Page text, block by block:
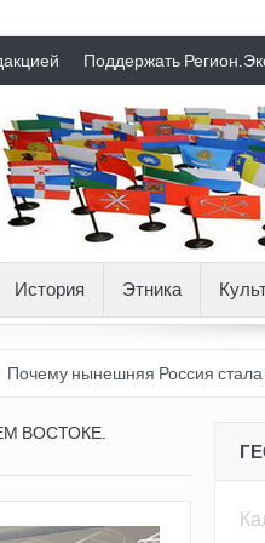
Поддержать
История Этника
Россия стала хуже,
ВОСТОКЕ.